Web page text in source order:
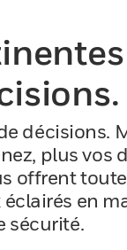
décisions.
plus vos
offrent
en
sécurité.